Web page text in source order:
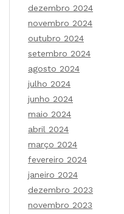
dezembro 2024
novembro 2024
outubro 2024
setembro 2024
agosto 2024
julho 2024
junho 2024
maio 2024
abril 2024
março 2024
fevereiro 2024
janeiro 2024
dezembro 2023
novembro 2023